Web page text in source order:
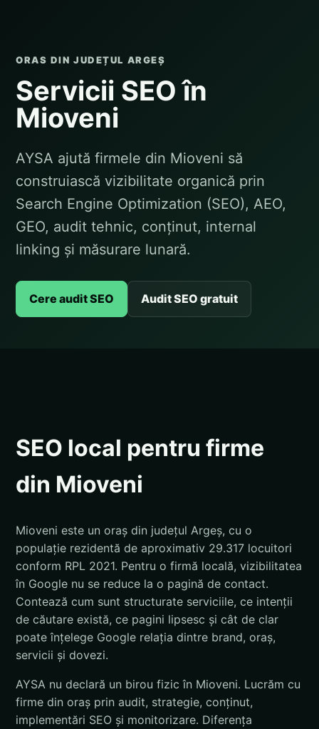
ORAS DIN JUDEȚUL ARGEȘ
Servicii SEO în
Mioveni
AYSA ajută firmele din Mioveni să
construiască vizibilitate organică prin
Search Engine Optimization (SEO), AEO,
GEO, audit tehnic, conținut, internal
linking și măsurare lunară.
Cere audit SEO Audit SEO gratuit
SEO local pentru firme
din Mioveni
Mioveni este un oraș din județul Argeș, cu o
populație rezidentă de aproximativ 29.317 locuitori
conform RPL 2021. Pentru o firmă locală, vizibilitatea
în Google nu se reduce la o pagină de contact.
Contează cum sunt structurate serviciile, ce intenții
de căutare există, ce pagini lipsesc și cât de clar
poate înțelege Google relația dintre brand, oraș,
servicii și dovezi.
AYSA nu declară un birou fizic în Mioveni. Lucrăm cu
firme din oraș prin audit, strategie, conținut,
implementări SEO și monitorizare. Diferența